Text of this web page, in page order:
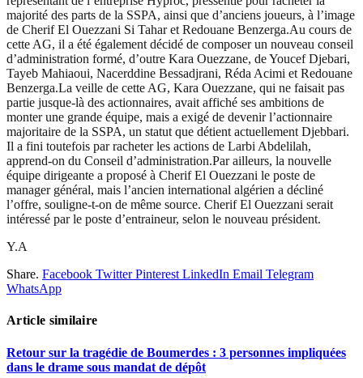
majorité des parts de la SSPA, ainsi que d’anciens joueurs, à l’image
de Cherif El Ouezzani Si Tahar et Redouane Benzerga.Au cours de
cette AG, il a été également décidé de composer un nouveau conseil
d’administration formé, d’outre Kara Ouezzane, de Youcef Djebari,
Tayeb Mahiaoui, Nacerddine Bessadjrani, Réda Acimi et Redouane
Benzerga.La veille de cette AG, Kara Ouezzane, qui ne faisait pas
partie jusque-là des actionnaires, avait affiché ses ambitions de
monter une grande équipe, mais a exigé de devenir l’actionnaire
majoritaire de la SSPA, un statut que détient actuellement Djebbari.
Il a fini toutefois par racheter les actions de Larbi Abdelilah,
apprend-on du Conseil d’administration.Par ailleurs, la nouvelle
équipe dirigeante a proposé à Cherif El Ouezzani le poste de
manager général, mais l’ancien international algérien a décliné
l’offre, souligne-t-on de même source. Cherif El Ouezzani serait
intéressé par le poste d’entraineur, selon le nouveau président.
Y.A
Share. Facebook Twitter Pinterest LinkedIn Email Telegram
WhatsApp
Article similaire
Retour sur la tragédie de Boumerdes : 3 personnes impliquées
dans le drame sous mandat de dépôt